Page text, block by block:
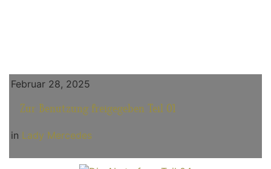
Februar 28, 2025
Zur Benutzung freigegeben Teil 01
in Lady Mercedes